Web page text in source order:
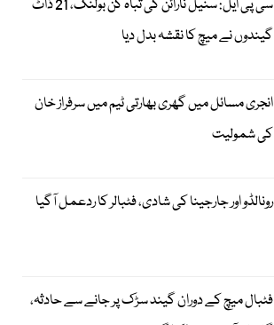
سی پی ایل: سنیل نارائن کی تباہ کن بولنگ، 21 ڈاٹ
گیندوں نے میچ کا نقشہ بدل دیا
انجری مسائل میں گھری بھارتی ٹیم میں سرفراز خان
کی شمولیت
رونالڈو اور جارجینا کی شادی، فٹبالر کا ردعمل آگیا
فٹبال میچ کے دوران گیند سڑک پر جانے سے حادثہ،